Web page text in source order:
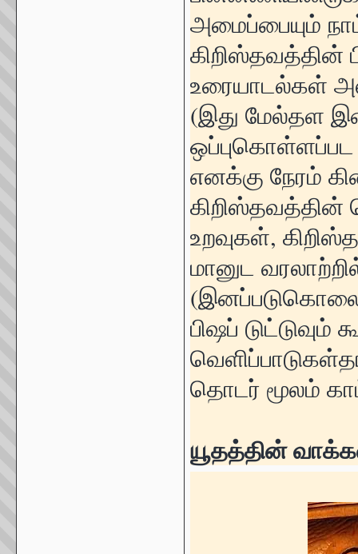
அமைப்பையும்
உரையாடல்கள்
(இது மேல்தள
எனக்கு நேரம்
உறவுகள்,
மானுட
பிஷப்
தொடர் மூலம்
யூதத்தின்